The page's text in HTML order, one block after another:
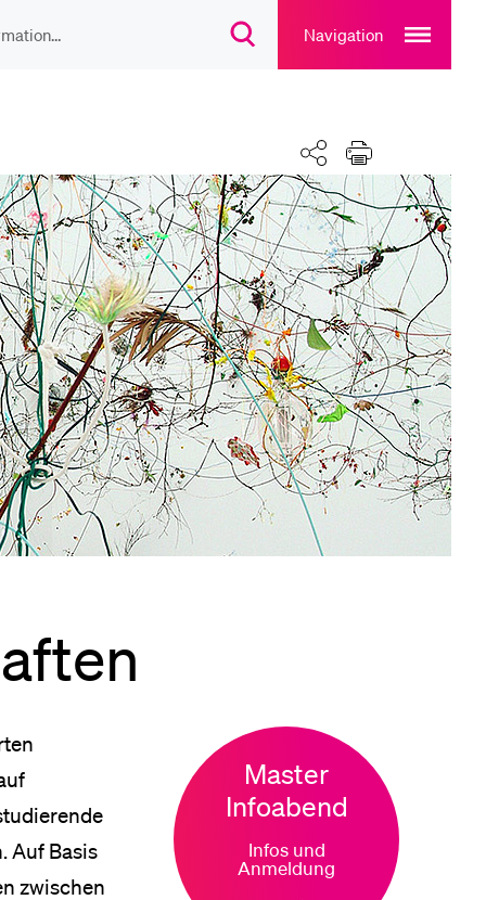
SuchdialogNavigation
main
navigation
Teilen Drucken
Auf Basis
zwischen
Master
Infoabend
Infos und
Anmeldung
Mensa
und Zulassung